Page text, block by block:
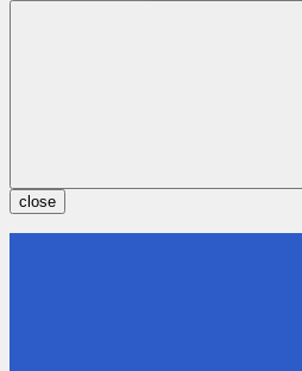
close